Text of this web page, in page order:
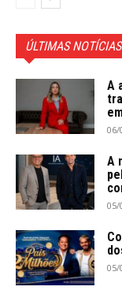
ÚLTIMAS NOTÍCIAS
A
06/
A
05/
05/